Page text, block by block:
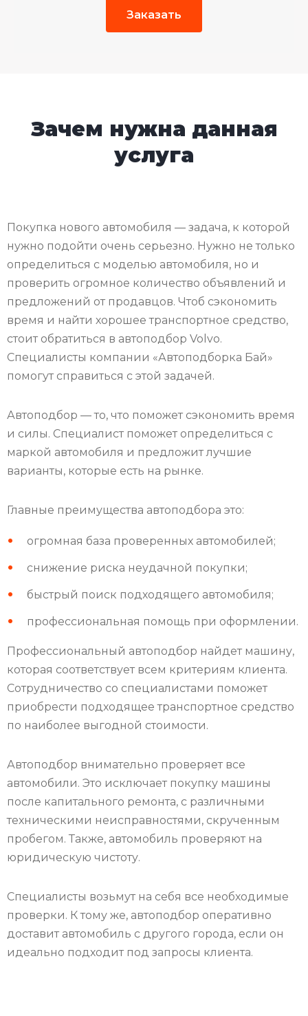
Заказать
Зачем нужна данная
услуга
Покупка нового автомобиля — задача, к которой
нужно подойти очень серьезно. Нужно не только
определиться с моделью автомобиля, но и
проверить огромное количество объявлений и
предложений от продавцов. Чтоб сэкономить
время и найти хорошее транспортное средство,
стоит обратиться в автоподбор Volvo.
Специалисты компании «Автоподборка Бай»
помогут справиться с этой задачей.
Автоподбор — то, что поможет сэкономить время
и силы. Специалист поможет определиться с
маркой автомобиля и предложит лучшие
варианты, которые есть на рынке.
Главные преимущества автоподбора это:
огромная база проверенных автомобилей;
снижение риска неудачной покупки;
быстрый поиск подходящего автомобиля;
профессиональная помощь при оформлении.
Профессиональный автоподбор найдет машину,
которая соответствует всем критериям клиента.
Сотрудничество со специалистами поможет
приобрести подходящее транспортное средство
по наиболее выгодной стоимости.
Автоподбор внимательно проверяет все
автомобили. Это исключает покупку машины
после капитального ремонта, с различными
техническими неисправностями, скрученным
пробегом. Также, автомобиль проверяют на
юридическую чистоту.
Специалисты возьмут на себя все необходимые
проверки. К тому же, автоподбор оперативно
доставит автомобиль с другого города, если он
идеально подходит под запросы клиента.